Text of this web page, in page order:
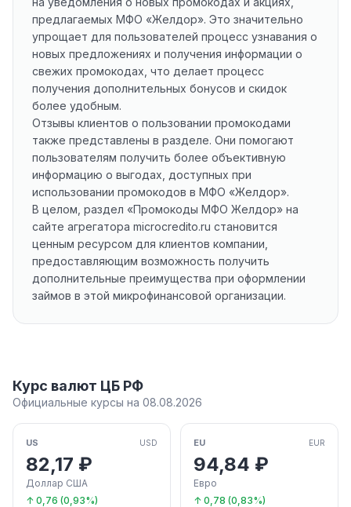
предлагаемых МФО «Желдор». Это значительно
упрощает для пользователей процесс узнавания о
новых предложениях и получения информации о
свежих промокодах, что делает процесс
получения дополнительных бонусов и скидок
более удобным.
Отзывы клиентов о пользовании промокодами
также представлены в разделе. Они помогают
пользователям получить более объективную
информацию о выгодах, доступных при
использовании промокодов в МФО «Желдор».
В целом, раздел «Промокоды МФО Желдор» на
сайте агрегатора microcredito.ru становится
ценным ресурсом для клиентов компании,
предоставляющим возможность получить
дополнительные преимущества при оформлении
займов в этой микрофинансовой организации.
Курс валют ЦБ РФ
Официальные курсы на 08.08.2026
US USD
82,17 ₽
Доллар США
↑ 0,76 (0,93%)
EU EUR
94,84 ₽
Евро
↑ 0,78 (0,83%)